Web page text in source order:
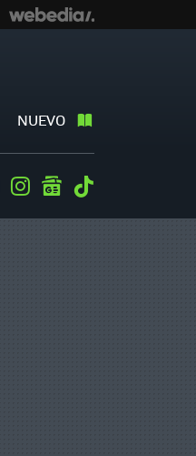
NUEVO
YoutubeInstagramgooglenews